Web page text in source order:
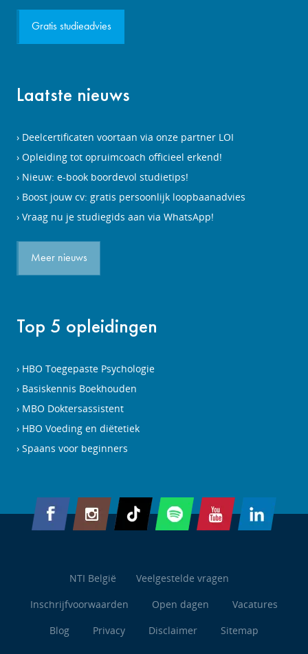
Gratis studieadvies
Laatste nieuws
Deelcertificaten voortaan via onze partner LOI
Opleiding tot opruimcoach officieel erkend!
Nieuw: e-book boordevol studietips!
Boost jouw cv: gratis persoonlijk loopbaanadvies
Vraag nu je studiegids aan via WhatsApp!
Meer nieuws
Top 5 opleidingen
HBO Toegepaste Psychologie
Basiskennis Boekhouden
MBO Doktersassistent
HBO Voeding en diëtetiek
Spaans voor beginners
NTI België
Veelgestelde vragen
Inschrijfvoorwaarden
Open dagen
Vacatures
Blog
Privacy Disclaimer Sitemap